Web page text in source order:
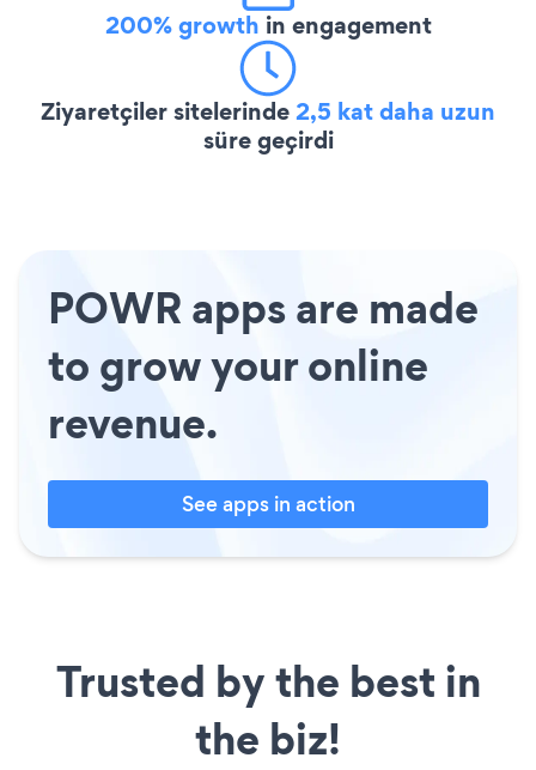
200% growth in engagement
Ziyaretçiler sitelerinde2,5 kat daha uzun
süre geçirdi
POWR apps are made
to grow your online
revenue.
See apps in action
Trusted by the best in
the biz!